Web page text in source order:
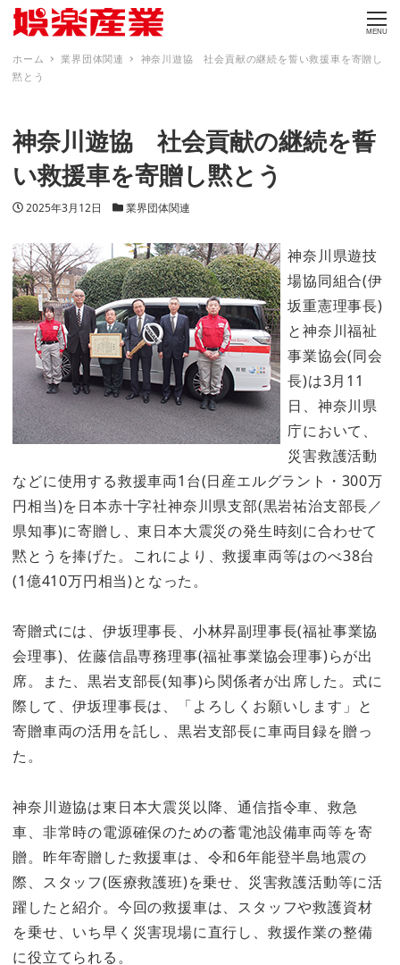
MENU
ホーム 業界団体関連
神奈川遊協 社会貢献の継続を誓い救援車を寄贈し
黙とう
神奈川遊協 社会貢献の継続を誓
い救援車を寄贈し黙とう
投稿日
2025年3月12日 カテゴリー
業界団体関連
神奈川県遊技
場協同組合(伊
坂重憲理事長)
と神奈川福祉
事業協会(同会
長)は3月11
日、神奈川県
庁において、
災害救護活動
などに使用する救援車両1台(日産エルグラント・300万
円相当)を日本赤十字社神奈川県支部(黒岩祐治支部長／
県知事)に寄贈し、東日本大震災の発生時刻に合わせて
黙とうを捧げた。これにより、救援車両等はのべ38台
(1億410万円相当)となった。
寄贈式には、伊坂理事長、小林昇副理事長(福祉事業協
会理事)、佐藤信晶専務理事(福祉事業協会理事)らが出
席。また、黒岩支部長(知事)ら関係者が出席した。式に
際して、伊坂理事長は、「よろしくお願いします」と
寄贈車両の活用を託し、黒岩支部長に車両目録を贈っ
た。
神奈川遊協は東日本大震災以降、通信指令車、救急
車、非常時の電源確保のための蓄電池設備車両等を寄
贈。昨年寄贈した救援車は、令和6年能登半島地震の
際、スタッフ(医療救護班)を乗せ、災害救護活動等に活
躍したと紹介。今回の救援車は、スタッフや救護資材
を乗せ、いち早く災害現場に直行し、救援作業の整備
に役立てられる。